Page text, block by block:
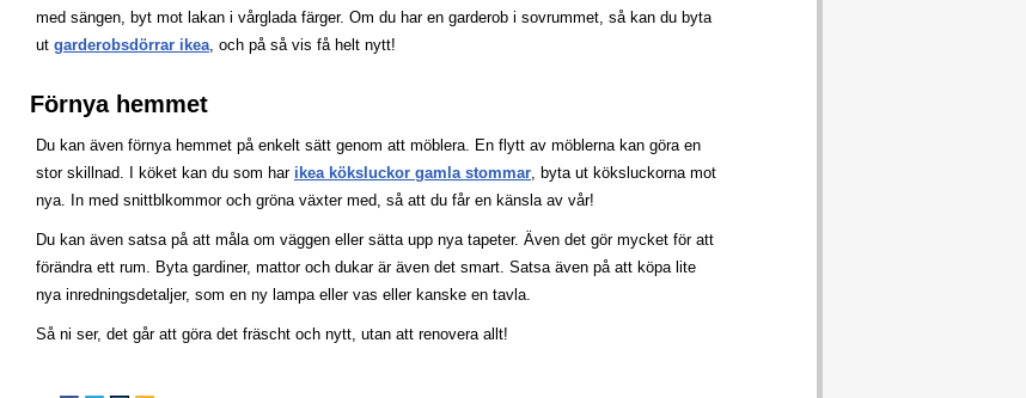
med sängen, byt mot lakan i vårglada färger. Om du har en garderob i sovrummet, så kan du byta
ut garderobsdörrar ikea , och på så vis få helt nytt!
Förnya hemmet
Du kan även förnya hemmet på enkelt sätt genom att möblera. En flytt av möblerna kan göra en
stor skillnad. I köket kan du som har ikea köksluckor gamla stommar , byta ut köksluckorna mot
nya. In med snittblkommor och gröna växter med, så att du får en känsla av vår!
Du kan även satsa på att måla om väggen eller sätta upp nya tapeter. Även det gör mycket för att
förändra ett rum. Byta gardiner, mattor och dukar är även det smart. Satsa även på att köpa lite
nya inredningsdetaljer, som en ny lampa eller vas eller kanske en tavla.
Så ni ser, det går att göra det fräscht och nytt, utan att renovera allt!